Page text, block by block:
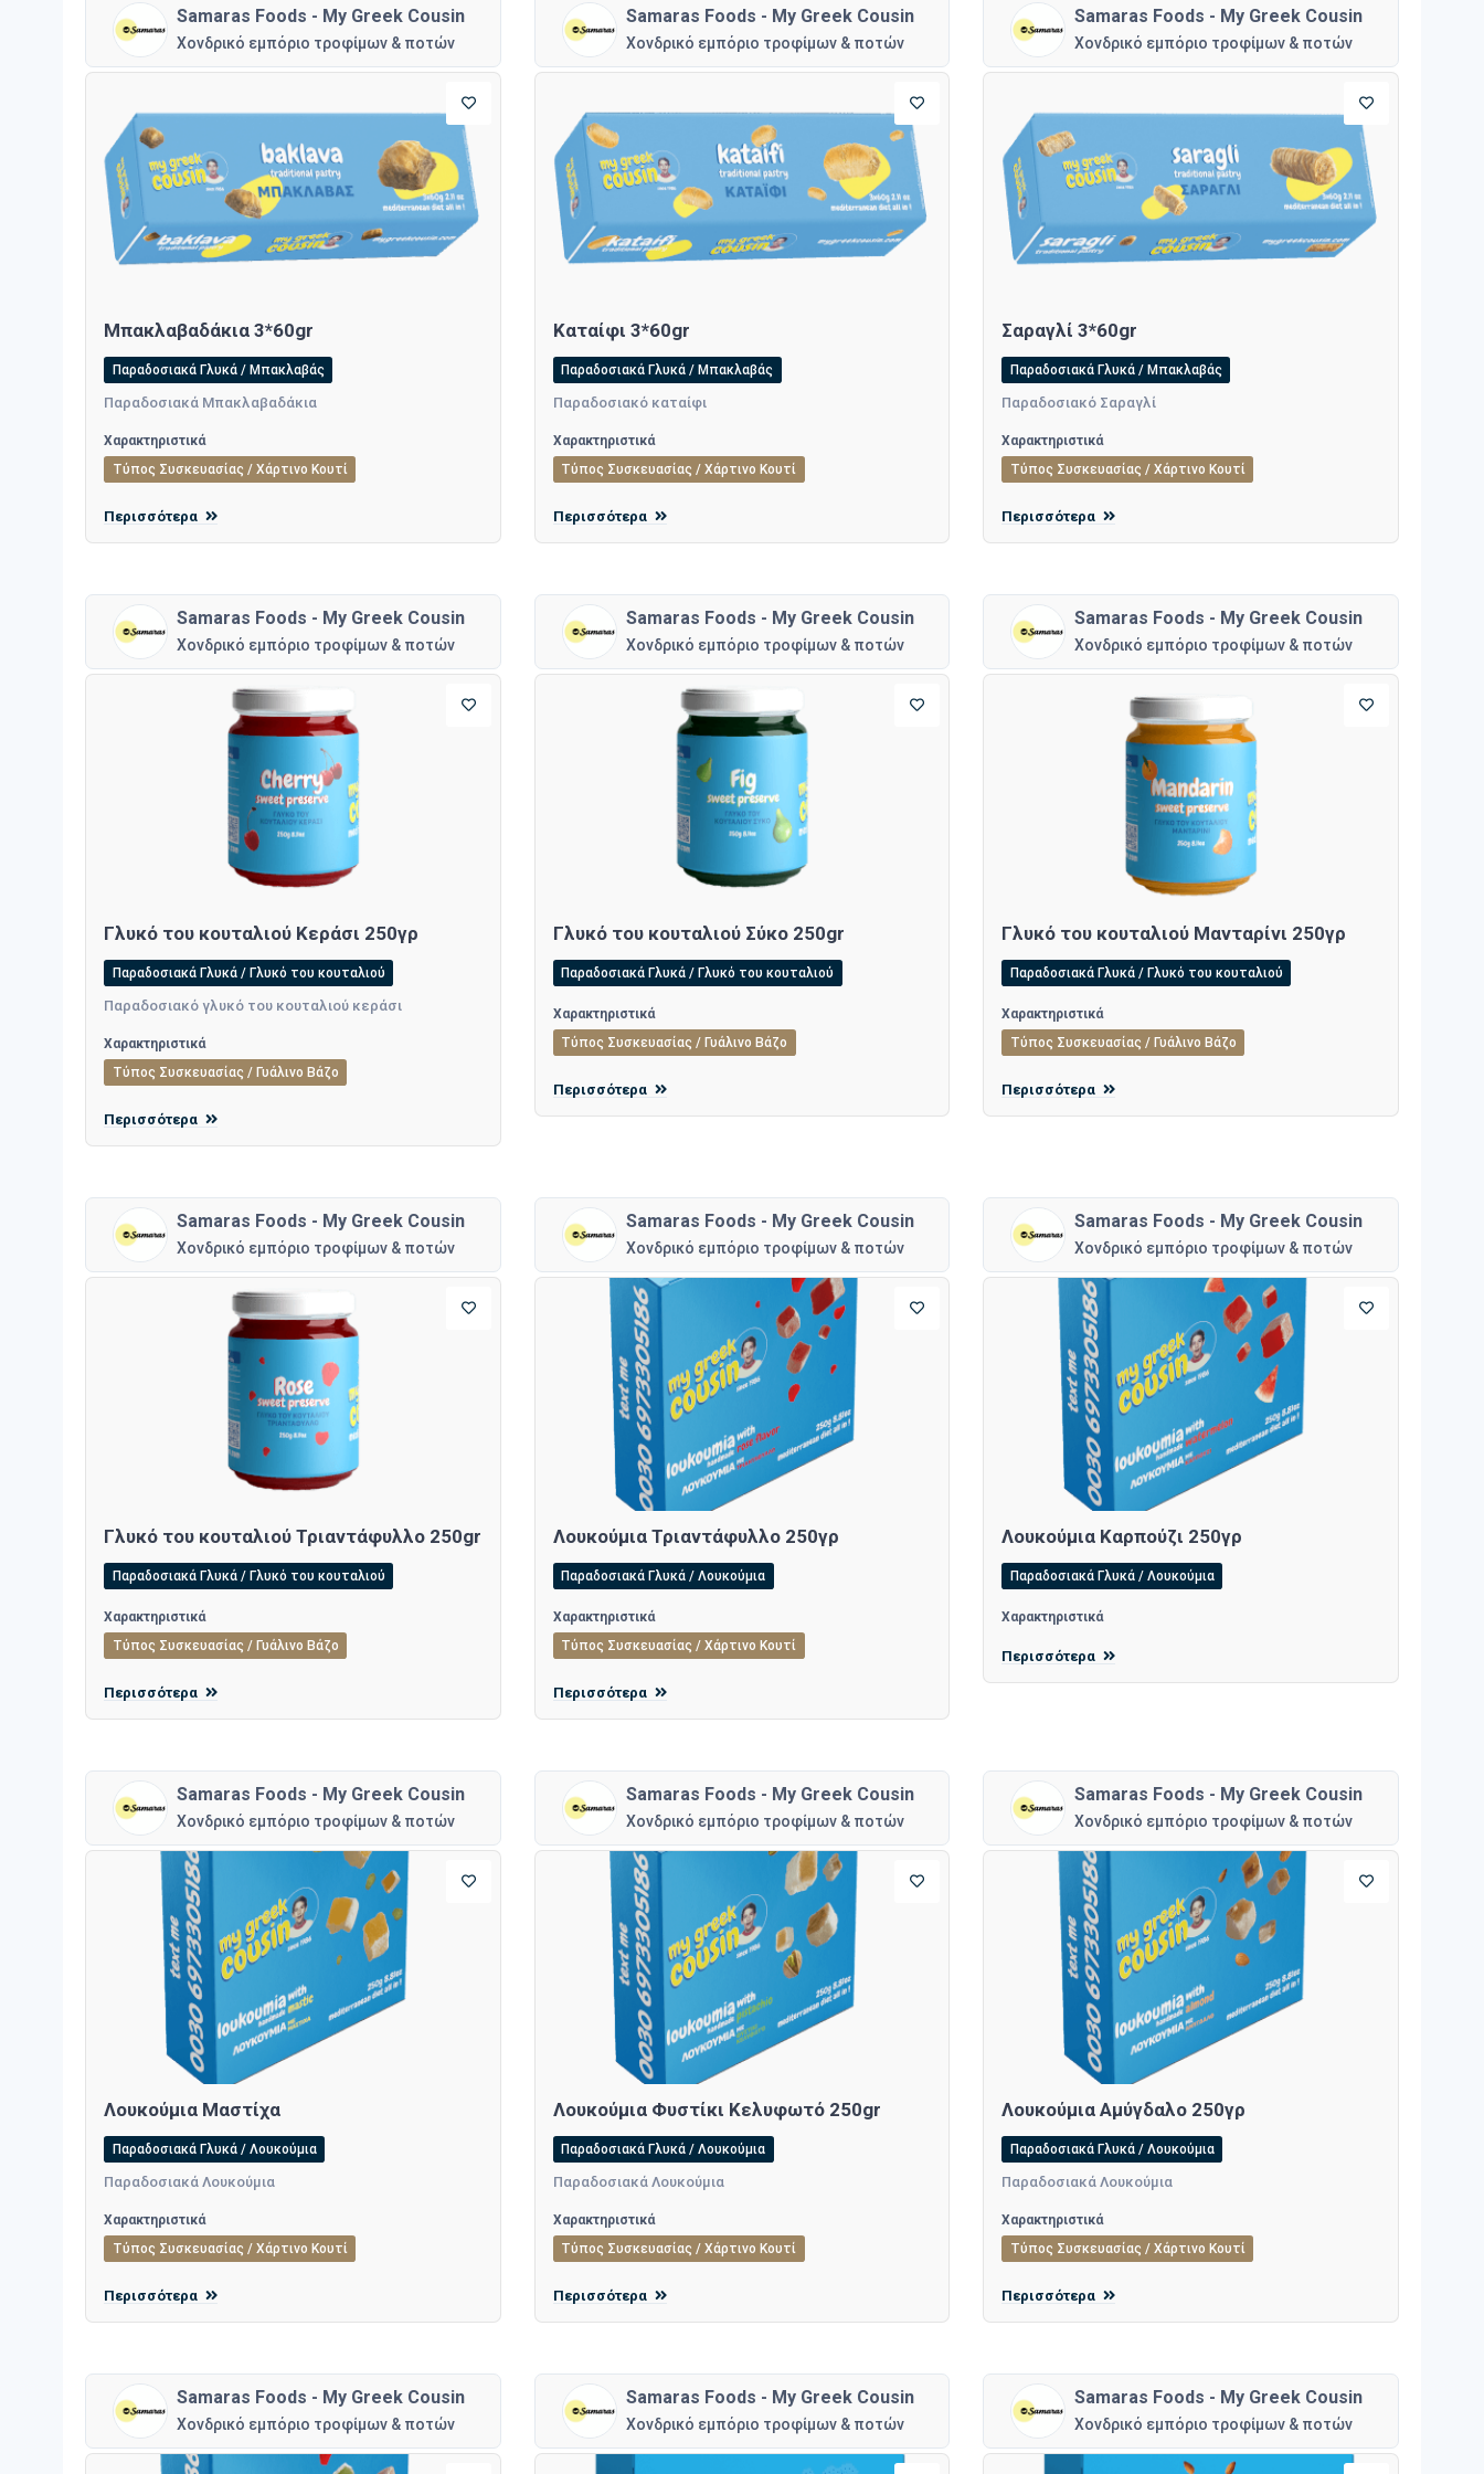
Samaras Foods - My Greek Cousin
Χονδρικό εμπόριο τροφίμων & ποτών
Μπακλαβαδάκια 3*60gr
Παραδοσιακά Γλυκά / Μπακλαβάς
Παραδοσιακά Μπακλαβαδάκια
Χαρακτηριστικά
Τύπος Συσκευασίας / Χάρτινο Κουτί
Περισσότερα
Samaras Foods - My Greek Cousin
Χονδρικό εμπόριο τροφίμων & ποτών
Καταίφι 3*60gr
Παραδοσιακά Γλυκά / Μπακλαβάς
Παραδοσιακό καταίφι
Χαρακτηριστικά
Τύπος Συσκευασίας / Χάρτινο Κουτί
Περισσότερα
Samaras Foods - My Greek Cousin
Χονδρικό εμπόριο τροφίμων & ποτών
Σαραγλί 3*60gr
Παραδοσιακά Γλυκά / Μπακλαβάς
Παραδοσιακό Σαραγλί
Χαρακτηριστικά
Τύπος Συσκευασίας / Χάρτινο Κουτί
Περισσότερα
Samaras Foods - My Greek Cousin
Χονδρικό εμπόριο τροφίμων & ποτών
Γλυκό του κουταλιού Κεράσι 250γρ
Παραδοσιακά Γλυκά / Γλυκό του κουταλιού
Παραδοσιακό γλυκό του κουταλιού κεράσι
Χαρακτηριστικά
Τύπος Συσκευασίας / Γυάλινο Βάζο
Περισσότερα
Samaras Foods - My Greek Cousin
Χονδρικό εμπόριο τροφίμων & ποτών
Γλυκό του κουταλιού Σύκο 250gr
Παραδοσιακά Γλυκά / Γλυκό του κουταλιού
Χαρακτηριστικά
Τύπος Συσκευασίας / Γυάλινο Βάζο
Περισσότερα
Samaras Foods - My Greek Cousin
Χονδρικό εμπόριο τροφίμων & ποτών
Γλυκό του κουταλιού Μανταρίνι 250γρ
Παραδοσιακά Γλυκά / Γλυκό του κουταλιού
Χαρακτηριστικά
Τύπος Συσκευασίας / Γυάλινο Βάζο
Περισσότερα
Samaras Foods - My Greek Cousin
Χονδρικό εμπόριο τροφίμων & ποτών
Γλυκό του κουταλιού Τριαντάφυλλο 250gr
Παραδοσιακά Γλυκά / Γλυκό του κουταλιού
Χαρακτηριστικά
Τύπος Συσκευασίας / Γυάλινο Βάζο
Περισσότερα
Samaras Foods - My Greek Cousin
Χονδρικό εμπόριο τροφίμων & ποτών
Λουκούμια Τριαντάφυλλο 250γρ
Παραδοσιακά Γλυκά / Λουκούμια
Χαρακτηριστικά
Τύπος Συσκευασίας / Χάρτινο Κουτί
Περισσότερα
Samaras Foods - My Greek Cousin
Χονδρικό εμπόριο τροφίμων & ποτών
Λουκούμια Καρπούζι 250γρ
Παραδοσιακά Γλυκά / Λουκούμια
Χαρακτηριστικά
Περισσότερα
Samaras Foods - My Greek Cousin
Χονδρικό εμπόριο τροφίμων & ποτών
Λουκούμια Μαστίχα
Παραδοσιακά Γλυκά / Λουκούμια
Παραδοσιακά Λουκούμια
Χαρακτηριστικά
Τύπος Συσκευασίας / Χάρτινο Κουτί
Περισσότερα
Samaras Foods - My Greek Cousin
Χονδρικό εμπόριο τροφίμων & ποτών
Λουκούμια Φυστίκι Κελυφωτό 250gr
Παραδοσιακά Γλυκά / Λουκούμια
Παραδοσιακά Λουκούμια
Χαρακτηριστικά
Τύπος Συσκευασίας / Χάρτινο Κουτί
Περισσότερα
Samaras Foods - My Greek Cousin
Χονδρικό εμπόριο τροφίμων & ποτών
Λουκούμια Αμύγδαλο 250γρ
Παραδοσιακά Γλυκά / Λουκούμια
Παραδοσιακά Λουκούμια
Χαρακτηριστικά
Τύπος Συσκευασίας / Χάρτινο Κουτί
Περισσότερα
Samaras Foods - My Greek Cousin
Χονδρικό εμπόριο τροφίμων & ποτών
Samaras Foods - My Greek Cousin
Χονδρικό εμπόριο τροφίμων & ποτών
Samaras Foods - My Greek Cousin
Χονδρικό εμπόριο τροφίμων & ποτών